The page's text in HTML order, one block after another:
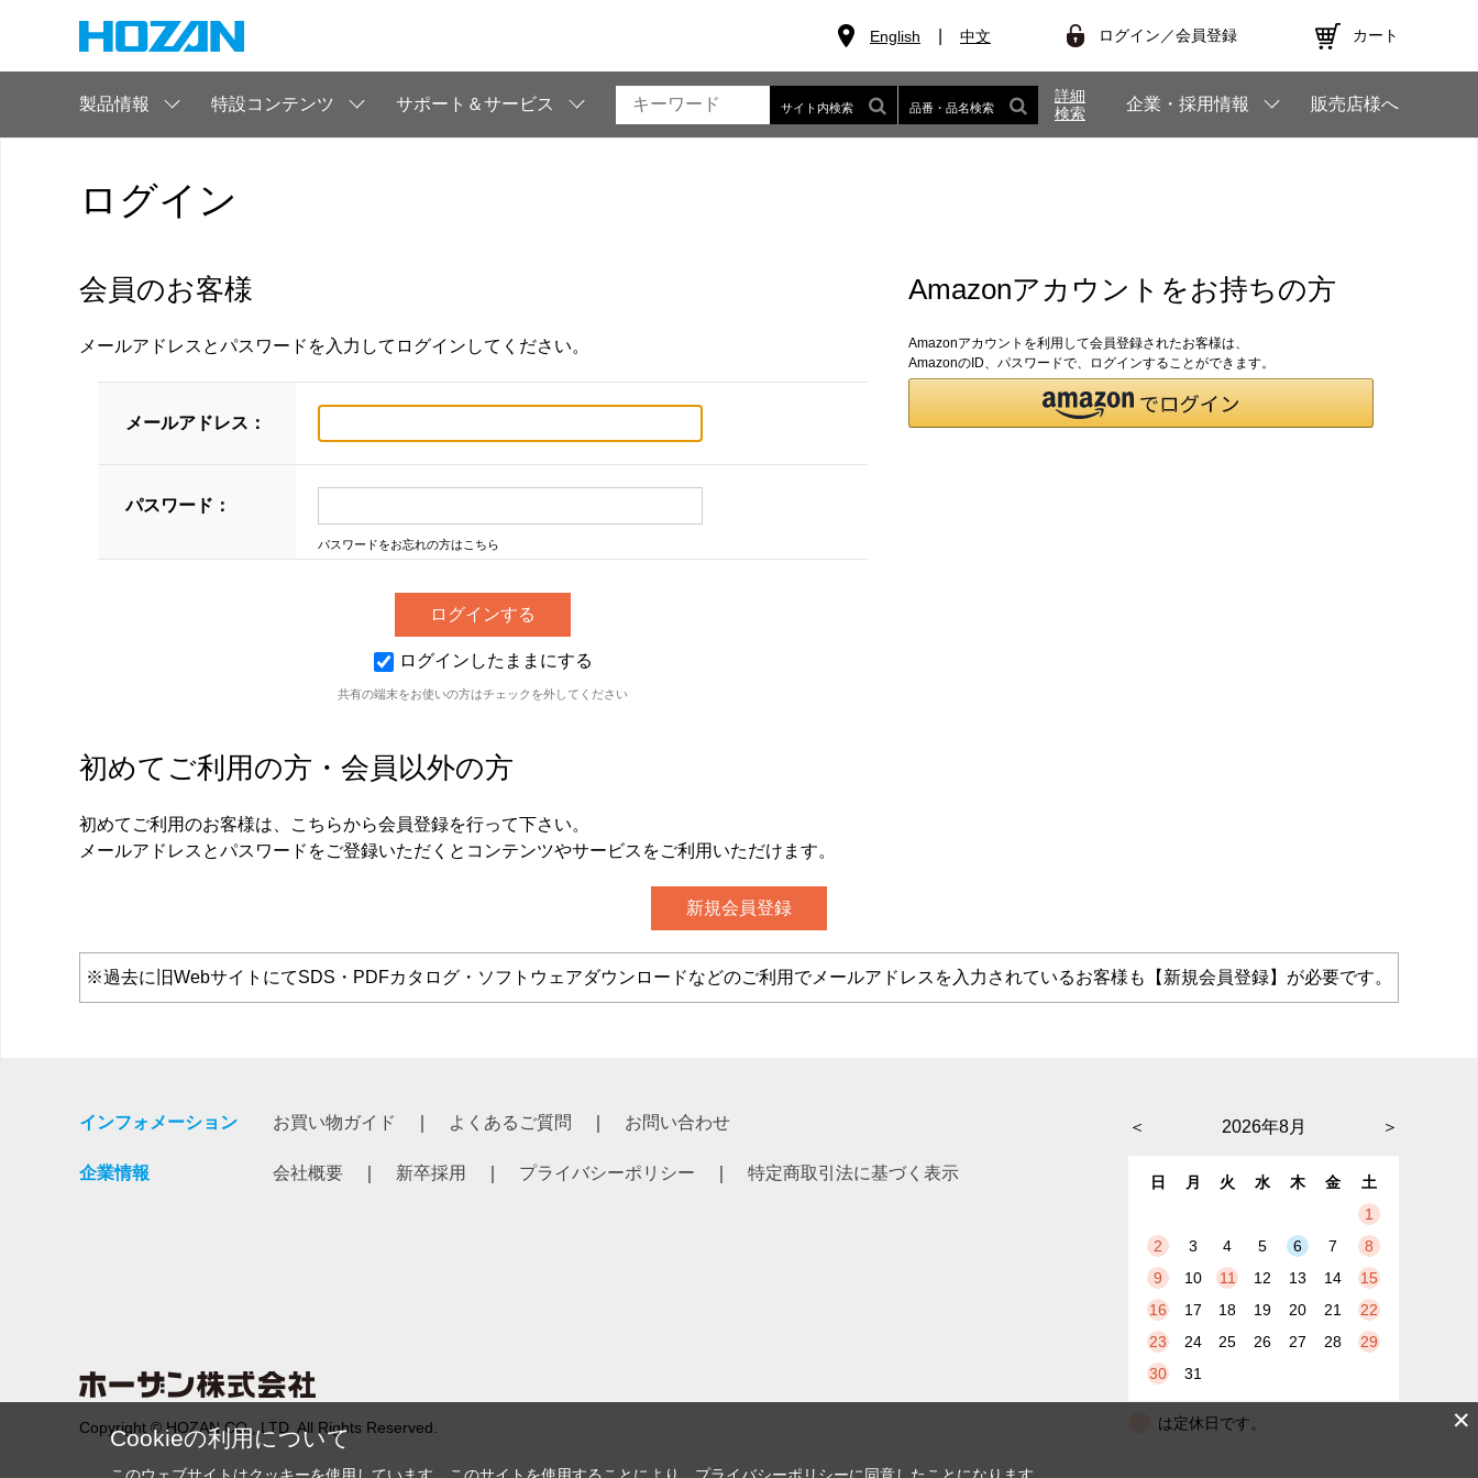
English 中文 ログイン／会員登録 カート
製品情報 特設コンテンツ サポート＆サービス サイト内検索 品番・品名検索
詳細
検索
企業・採用情報 販売店様へ
ログイン
会員のお客様
メールアドレスとパスワードを入力してログインしてください。
メールアドレス：
パスワード：
パスワードをお忘れの方はこちら
ログインしたままにする
共有の端末をお使いの方はチェックを外してください
Amazonアカウントをお持ちの方
Amazonアカウントを利用して会員登録されたお客様は、
AmazonのID、パスワードで、ログインすることができます。
初めてご利用の方・会員以外の方
初めてご利用のお客様は、こちらから会員登録を行って下さい。
メールアドレスとパスワードをご登録いただくとコンテンツやサービスをご利用いただけます。
※過去に旧WebサイトにてSDS・PDFカタログ・ソフトウェアダウンロードなどのご利用でメールアドレスを入力されているお客様も【新規会員登録】が必要です。
インフォメーション お買い物ガイド よくあるご質問 お問い合わせ
企業情報 会社概要 新卒採用 プライバシーポリシー 特定商取引法に基づく表示
Copyright © HOZAN CO., LTD. All Rights Reserved.
＜ ＞
2026年8月
日 月 火 水 木 金
土
1
2
3 4 5 6 7
8
9
10 11 12 13 14
15
16
17 18 19 20 21
22
23
24 25 26 27 28
29
30
31
は定休日です。 ✕
Cookieの利用について